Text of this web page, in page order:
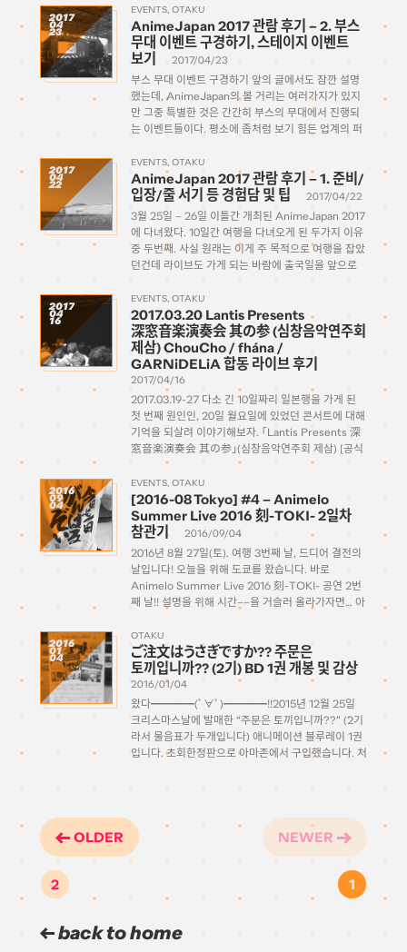
3홀에, […]
2017
04
23
EVENTS OTAKU
AnimeJapan 2017 관람 후기 – 2. 부스
무대 이벤트 구경하기, 스테이지 이벤트
보기
2017/04/23
부스 무대 이벤트 구경하기 앞의 글에서도 잠깐 설명
했는데, AnimeJapan의 볼 거리는 여러가지가 있지
만 그중 특별한 것은 간간히 부스의 무대에서 진행되
는 이벤트들이다. 평소에 좀처럼 보기 힘든 업계의 퍼
몇 안 되는 기회기도 하다. 보통 이 […]
2017
04
22
EVENTS OTAKU
AnimeJapan 2017 관람 후기 – 1. 준비/
입장/줄 서기 등 경험담 및 팁
2017/04/22
3월 25일 – 26일 이틀간 개최된 AnimeJapan 2017
에 다녀왔다. 10일간 여행을 다녀오게 된 두가지 이유
중 두번째. 사실 원래는 이게 주 목적으로 여행을 잡았
던건데 라이브도 가게 되는 바람에 출국일을 앞으로
땡겨서 긴 여행이 된 것. 매 해 개최한지 벌써 몇 년째
[…]
2017
04
16
EVENTS OTAKU
2017.03.20 Lantis Presents
深窓音楽演奏会 其の参 (심창음악연주회
제삼) ChouCho / fhána /
GARNiDELiA 합동 라이브 후기
2017/04/16
2017.03.19-27 다소 긴 10일짜리 일본행을 가게 된
첫 번째 원인인, 20일 월요일에 있었던 콘서트에 대해
기억을 되살려 이야기해보자. 「Lantis Presents 深
窓音楽演奏会 其の参」(심창음악연주회 제삼) [공식
홈페이지] 이라는 타이틀로, 란티스 기획으로 ‘소중하
게 키운 수많은 소리를 피로(披露)하는 음악제’라고
소개하고 있다. 제 삼이라는 것은 […]
2016
09
04
EVENTS OTAKU
[2016-08 Tokyo] #4 – Animelo
Summer Live 2016 刻-TOKI- 2일차
참관기
2016/09/04
2016년 8월 27일(토). 여행 3번째 날, 드디어 결전의
날입니다! 오늘을 위해 도쿄를 왔습니다. 바로
Animelo Summer Live 2016 刻-TOKI- 공연 2번
째 날!! 설명을 위해 시간––을 거슬러 올라가자면… 아
‘아니사마(アニサマ)’. 2005년에 처음 시작해 매 해
여름마다 개최되어왔고, 올해 […]
2016
01
04
OTAKU
ご注文はうさぎですか?? 주문은
토끼입니까?? (2기) BD 1권 개봉 및 감상
2016/01/04
왔다━━━━(ﾟ∀ﾟ)━━━━!!2015년 12월 25일
크리스마스날에 발매한 “주문은 토끼입니까??” (2기
라서 물음표가 두개입니다) 애니메이션 블루레이 1권
입니다. 초회한정판으로 아마존에서 구입했습니다. 처
레이인만큼 전권구입 특전을 모아보고자 아마존 할인
명… 크흑; 하지만 기쁩니다. 마음은 뿅뿅! […]
OLDER
1
2
NEWER
back to home